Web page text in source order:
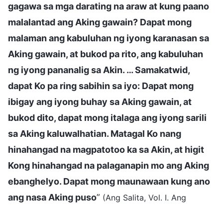
gagawa sa mga darating na araw at kung paano
malalantad ang Aking gawain? Dapat mong
malaman ang kabuluhan ng iyong karanasan sa
Aking gawain, at bukod pa rito, ang kabuluhan
ng iyong pananalig sa Akin. … Samakatwid,
dapat Ko pa ring sabihin sa iyo: Dapat mong
ibigay ang iyong buhay sa Aking gawain, at
bukod dito, dapat mong italaga ang iyong sarili
sa Aking kaluwalhatian. Matagal Ko nang
hinahangad na magpatotoo ka sa Akin, at higit
Kong hinahangad na palaganapin mo ang Aking
ebanghelyo. Dapat mong maunawaan kung ano
ang nasa Aking puso” (Ang Salita, Vol. I. Ang